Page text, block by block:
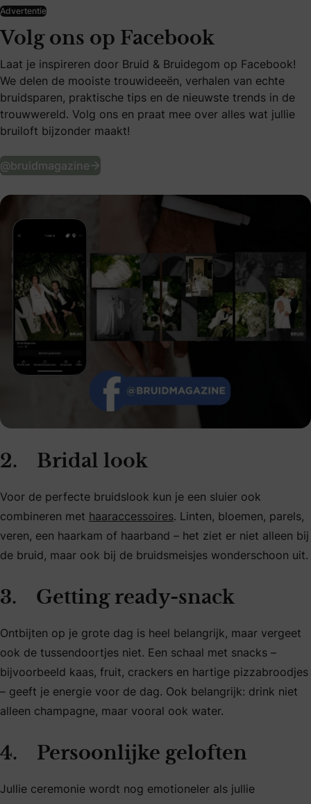
Advertentie
Volg ons op Facebook
Laat je inspireren door Bruid & Bruidegom op Facebook!
We delen de mooiste trouwideeën, verhalen van echte
bruidsparen, praktische tips en de nieuwste trends in de
trouwwereld. Volg ons en praat mee over alles wat jullie
bruiloft bijzonder maakt!
@bruidmagazine Volg ons op Facebook
2. Bridal look
Voor de perfecte bruidslook kun je een sluier ook
combineren met haaraccessoires. Linten, bloemen, parels,
veren, een haarkam of haarband – het ziet er niet alleen bij
de bruid, maar ook bij de bruidsmeisjes wonderschoon uit.
3. Getting ready-snack
Ontbijten op je grote dag is heel belangrijk, maar vergeet
ook de tussendoortjes niet. Een schaal met snacks –
bijvoorbeeld kaas, fruit, crackers en hartige pizzabroodjes
– geeft je energie voor de dag. Ook belangrijk: drink niet
alleen champagne, maar vooral ook water.
4. Persoonlijke geloften
Jullie ceremonie wordt nog emotioneler als jullie